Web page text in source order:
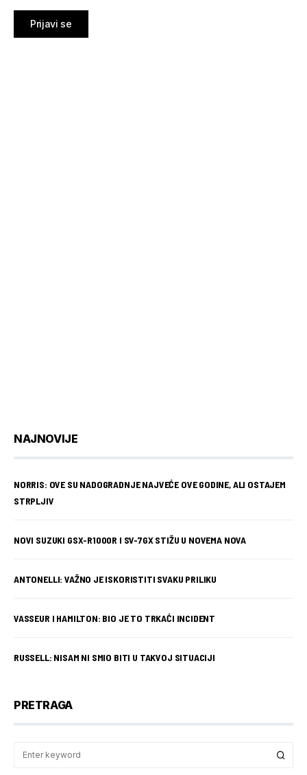
Prijavi se
NAJNOVIJE
NORRIS: OVE SU NADOGRADNJE NAJVEĆE OVE GODINE, ALI OSTAJEM
STRPLJIV
NOVI SUZUKI GSX-R1000R I SV-7GX STIŽU U NOVEMA NOVA
ANTONELLI: VAŽNO JE ISKORISTITI SVAKU PRILIKU
VASSEUR I HAMILTON: BIO JE TO TRKAĆI INCIDENT
RUSSELL: NISAM NI SMIO BITI U TAKVOJ SITUACIJI
PRETRAGA